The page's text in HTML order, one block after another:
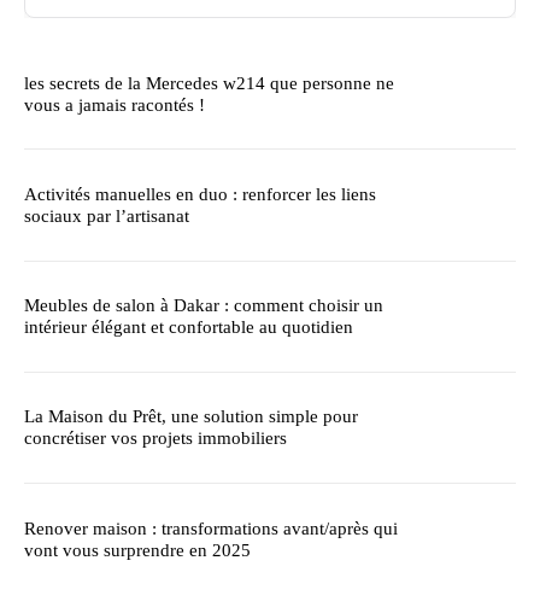
les secrets de la Mercedes w214 que personne ne
vous a jamais racontés !
Activités manuelles en duo : renforcer les liens
sociaux par l’artisanat
Meubles de salon à Dakar : comment choisir un
intérieur élégant et confortable au quotidien
La Maison du Prêt, une solution simple pour
concrétiser vos projets immobiliers
Renover maison : transformations avant/après qui
vont vous surprendre en 2025